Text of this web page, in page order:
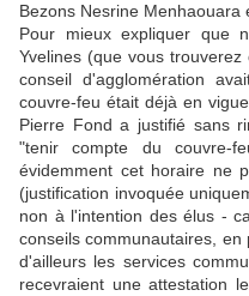
Bezons Nesrine Menhaouara
Pour mieux expliquer que
Yvelines (que vous trouverez
conseil d'agglomération
couvre-feu était déjà en
Pierre Fond a justifié sans
"tenir compte du
évidemment cet horaire ne
(justification invoquée
non à l'intention des élus -
conseils communautaires, en
d'ailleurs les services
recevraient une attestation